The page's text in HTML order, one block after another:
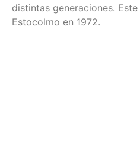
distintas generaciones.
Estocolmo en 1972.